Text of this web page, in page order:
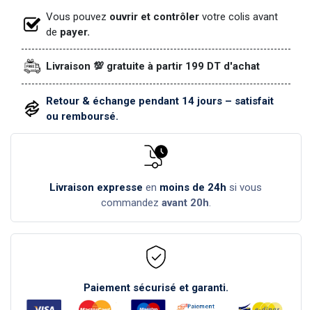
Vous pouvez ouvrir et contrôler votre colis avant
de payer.
Livraison 💯 gratuite à partir 199 DT d'achat
Retour & échange pendant 14 jours – satisfait
ou remboursé.
Livraison expresse en moins de 24h si vous
commandez avant 20h.
Paiement sécurisé et garanti.